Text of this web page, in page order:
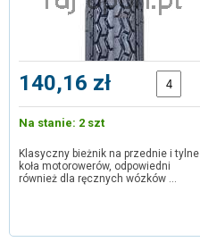
140,16 zł
Na stanie: 2 szt
Klasyczny bieżnik na przednie i tylne
koła motorowerów, odpowiedni
również dla ręcznych wózków …